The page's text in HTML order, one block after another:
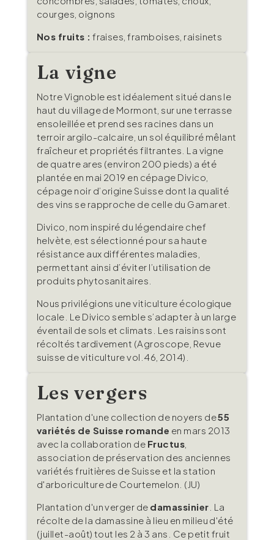
courges, oignons
Nos fruits : fraises, framboises, raisinets
La vigne
Notre Vignoble est idéalement situé dans le
haut du village de Mormont, sur une terrasse
ensoleillée et prend ses racines dans un
terroir argilo-calcaire, un sol équilibré mêlant
fraîcheur et propriétés filtrantes. La vigne
de quatre ares (environ 200 pieds) a été
plantée en mai 2019 en cépage Divico,
cépage noir d’origine Suisse dont la qualité
des vins se rapproche de celle du Gamaret.
Divico, nom inspiré du légendaire chef
helvète, est sélectionné pour sa haute
résistance aux différentes maladies,
permettant ainsi d’éviter l’utilisation de
produits phytosanitaires.
Nous privilégions une viticulture écologique
locale. Le Divico semble s’adapter à un large
éventail de sols et climats. Les raisins sont
récoltés tardivement (Agroscope, Revue
suisse de viticulture vol.46, 2014).
Les vergers
Plantation d'une collection de noyers de55
variétés de Suisse romande en mars 2013
avec la collaboration de Fructus
association de préservation des anciennes
variétés fruitières de Suisse et la station
d'arboriculture de Courtemelon. (JU)
Plantation d'un verger de damassinier . La
récolte de la damassine à lieu en milieu d'été
(juillet-août) tout les 2 à 3 ans. Ce petit fruit